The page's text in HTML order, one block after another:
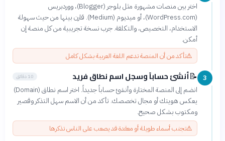
اختر بين منصات مشهورة مثل بلوجر (Blogger)، ووردبريس
(WordPress.com)، أو ميديوم (Medium). قارن بينها من حيث سهولة
الاستخدام، التخصيص، والتكلفة. جرب نسخة تجريبية من كل منصة إن
أمكن.
⚠️تأكد من أن المنصة تدعم اللغة العربية بشكل كامل
3
📝أنشئ حساباً وسجل اسم نطاق فريد 10 دقائق
انضم إلى المنصة المختارة وأنشئ حساباً جديداً. اختر اسم نطاق (Domain)
يعكس هويتك أو مجال تخصصك. تأكد من أن الاسم سهل التذكر وقصير
ومكتوب بشكل صحيح.
⚠️تجنب أسماء طويلة أو معقدة قد يصعب على الناس تذكرها